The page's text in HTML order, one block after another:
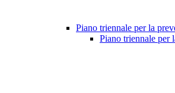
Piano triennale per la
Piano triennale per